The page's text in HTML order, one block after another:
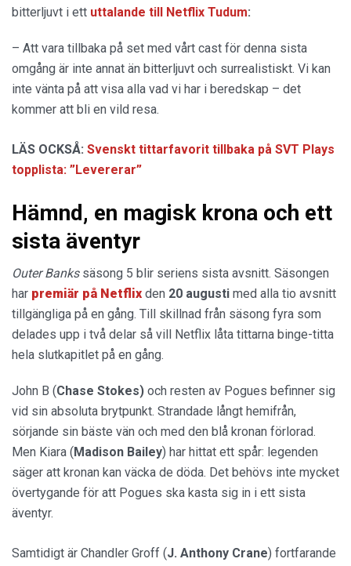
bitterljuvt i ett uttalande till Netflix Tudum:
– Att vara tillbaka på set med vårt cast för denna sista
omgång är inte annat än bitterljuvt och surrealistiskt. Vi kan
inte vänta på att visa alla vad vi har i beredskap – det
kommer att bli en vild resa.
LÄS OCKSÅ: Svenskt tittarfavorit tillbaka på SVT Plays
topplista: ”Levererar”
Hämnd, en magisk krona och ett
sista äventyr
Outer Bankssäsong 5 blir seriens sista avsnitt. Säsongen
har premiär på Netflix den 20 augusti med alla tio avsnitt
tillgängliga på en gång. Till skillnad från säsong fyra som
delades upp i två delar så vill Netflix låta tittarna binge-titta
hela slutkapitlet på en gång.
John B (Chase Stokes) och resten av Pogues befinner sig
vid sin absoluta brytpunkt. Strandade långt hemifrån,
sörjande sin bäste vän och med den blå kronan förlorad.
Men Kiara (Madison Bailey) har hittat ett spår: legenden
säger att kronan kan väcka de döda. Det behövs inte mycket
övertygande för att Pogues ska kasta sig in i ett sista
äventyr.
Samtidigt är Chandler Groff (J. Anthony Crane) fortfarande